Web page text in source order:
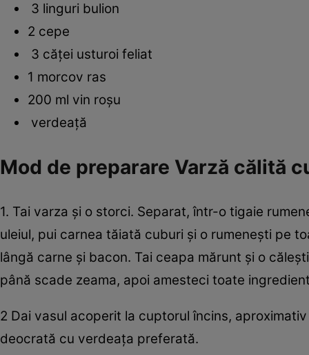
3 linguri bulion
2 cepe
3 căţei usturoi feliat
1 morcov ras
200 ml vin roşu
verdeaţă
Mod de preparare Varză călită
1. Tai varza şi o storci. Separat, într-o tigaie
uleiul, pui carnea tăiată cuburi şi o rumeneşti pe
lângă carne şi bacon. Tai ceapa mărunt şi o
până scade zeama, apoi amesteci toate
2 Dai vasul acoperit la cuptorul încins,
deocrată cu verdeaţa preferată.